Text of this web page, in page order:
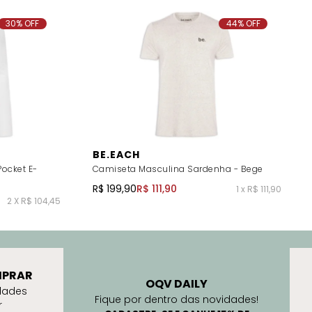
E-
2 X R$ 104,45
30% OFF
BE.EACH
Camiseta Masculina Sardenha - Bege
R$ 199,90R$ 111,90 1 x R$ 111,90
44% OFF
OQV DAILY
Fique por dentro das novidades!